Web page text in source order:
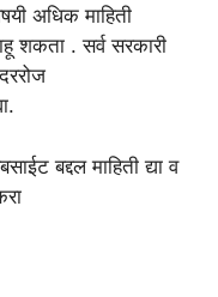
अधिक माहिती
शकता . सर्व सरकारी
बद्दल माहिती द्या व